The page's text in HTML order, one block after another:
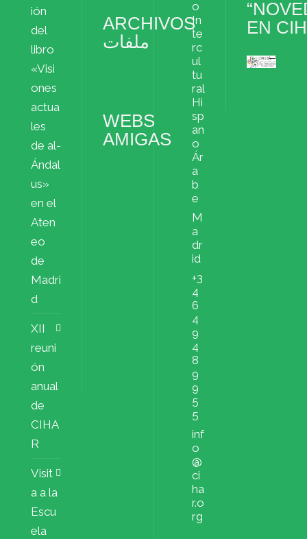
ión
del
libro
«Visi
ones
actua
les
de al-
Ándal
us»
en el
Aten
eo
de
Madri
d
XII
reuni
ón
anual
de
CIHA
R
Visit
a a la
Escu
ela
ARCHIVOS
ملفات
WEBS
AMIGAS
o
In
te
rc
ul
tu
ral
Hi
sp
an
o
Ár
a
b
e
M
a
dr
id
+3
4
6
4
9
4
8
9
9
5
5
inf
o
@
ci
ha
r.o
rg
EN